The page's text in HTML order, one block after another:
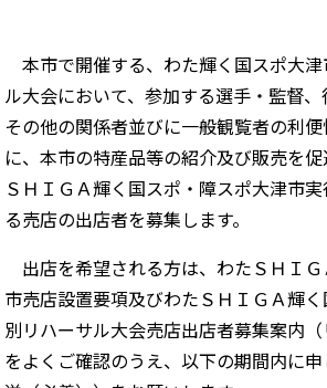
本市で開催する、わた輝く国スポ大
ル大会において、参加する選手・監督
その他の関係者並びに一般観覧者の利
に、本市の特産品等の紹介及び販売を
ＳＨＩＧＡ輝く国スポ・障スポ大津市
る売店の出店者を募集します。
出店を希望される方は、わたＳＨＩ
市売店設置要項及びわたＳＨＩＧＡ輝
別リハーサル大会売店出店者募集案内（
をよくご確認のうえ、以下の期間内に